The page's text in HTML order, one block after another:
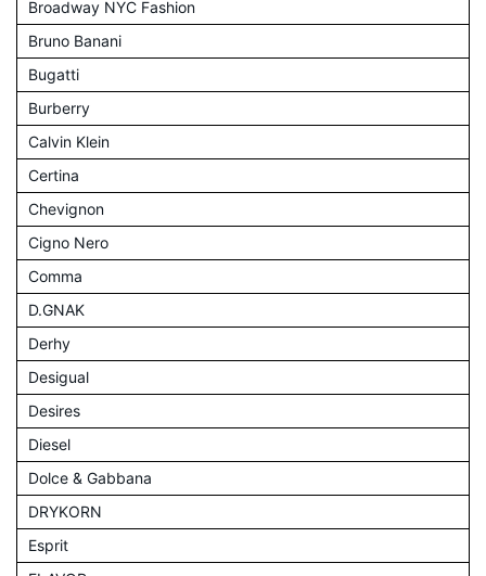
Broadway NYC Fashion
Bruno Banani
Bugatti
Burberry
Calvin Klein
Certina
Chevignon
Cigno Nero
Comma
D.GNAK
Derhy
Desigual
Desires
Diesel
Dolce & Gabbana
DRYKORN
Esprit